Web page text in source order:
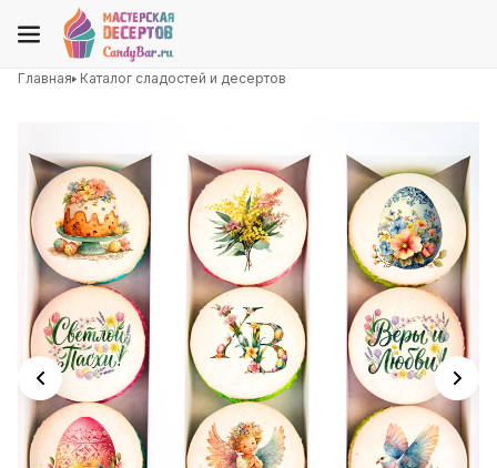
Главная Каталог сладостей и десертов